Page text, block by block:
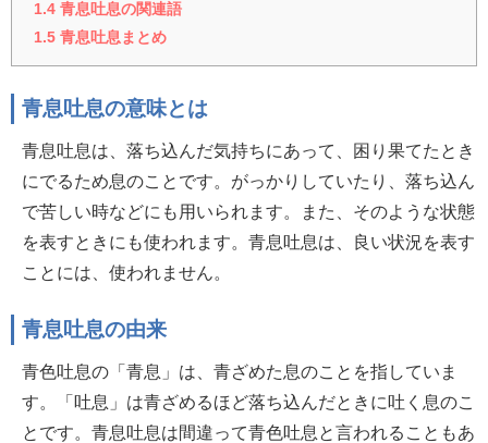
1.4 青息吐息の関連語
1.5 青息吐息まとめ
青息吐息の意味とは
青息吐息は、落ち込んだ気持ちにあって、困り果てたとき
にでるため息のことです。がっかりしていたり、落ち込ん
で苦しい時などにも用いられます。また、そのような状態
を表すときにも使われます。青息吐息は、良い状況を表す
ことには、使われません。
青息吐息の由来
青色吐息の「青息」は、青ざめた息のことを指していま
す。「吐息」は青ざめるほど落ち込んだときに吐く息のこ
とです。青息吐息は間違って青色吐息と言われることもあ